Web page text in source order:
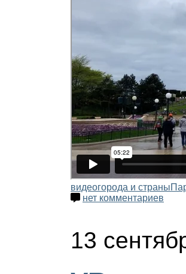
видеогорода и страны
нет комментариев
13